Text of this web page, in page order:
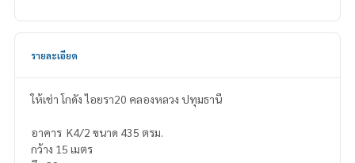
รายละเอียด
ให้เช่า โกดัง ไอยรา20​ คลองหลวง​ ปทุมธานี​
อาคาร ​ ​K4/2 ขนาด​ 435​ ตรม.
กว้าง 15 เมตร